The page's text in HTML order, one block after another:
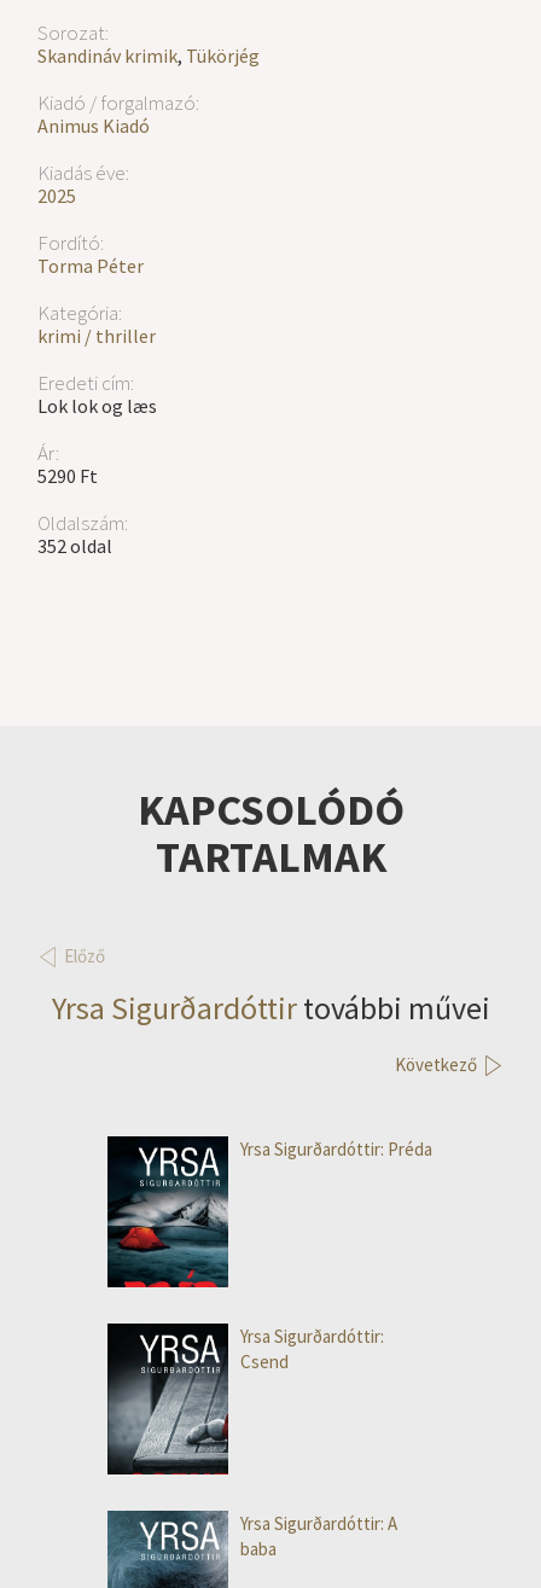
Sorozat:
Skandináv krimik, Tükörjég
Kiadó / forgalmazó:
Animus Kiadó
Kiadás éve:
2025
Fordító:
Torma Péter
Kategória:
krimi / thriller
Eredeti cím:
Lok lok og læs
Ár:
5290 Ft
Oldalszám:
352 oldal
KAPCSOLÓDÓ
TARTALMAK
Előző
Yrsa Sigurðardóttirtovábbi művei
Következő
Yrsa Sigurðardóttir: Préda
Yrsa Sigurðardóttir:
Csend
Yrsa Sigurðardóttir: A
baba